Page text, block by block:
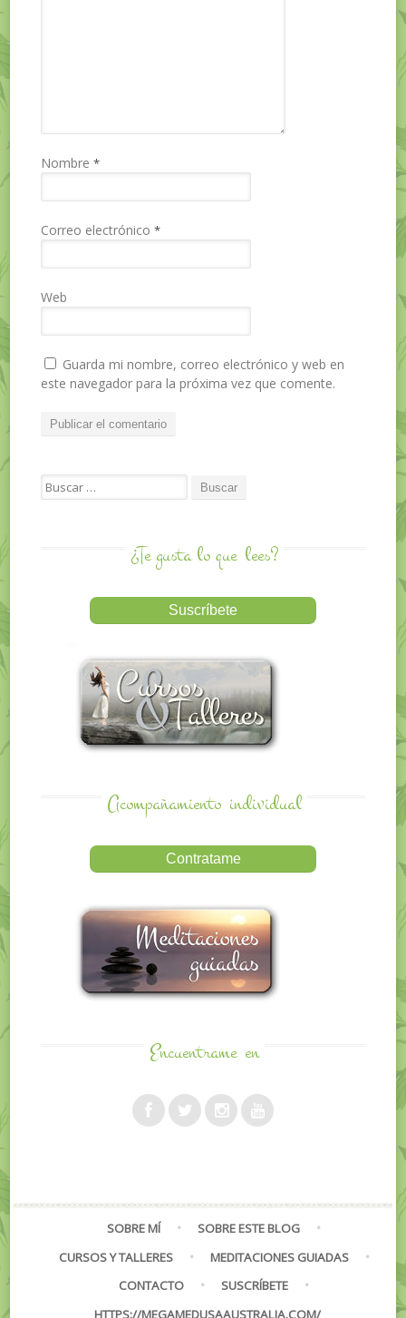
Nombre*
Correo electrónico*
Web
Guarda mi nombre, correo electrónico y web en
este navegador para la próxima vez que comente.
Search for:
¿Te gusta lo que lees?
Acompañamiento individual
Encuentrame en
SOBRE MÍ
SOBRE ESTE BLOG
CURSOS Y TALLERES
MEDITACIONES GUIADAS
CONTACTO
SUSCRÍBETE
HTTPS://MEGAMEDUSAAUSTRALIA.COM/